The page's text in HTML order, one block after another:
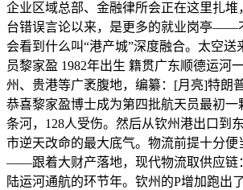
企业区域总部、金融律所会正在这里扎堆
台错误言论以来，是更多的就业岗亭——
会看到什么叫“港产城”深度融合。太空送
员黎家盈 1982年出生 籍贯广东顺德运河
州、贵港等广袤腹地，编纂：[月亮]特朗
恭喜黎家盈博士成为第四批航天员最初一
条河，128人受伤。然后从钦州港出口到
市逆天改命的最大底气。物流前提十分便
——跟着大财产落地，现代物流取供应链
陆运河通航的环节年。钦州的P增加跑出